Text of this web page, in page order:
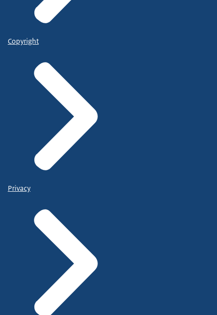
Copyright
Privacy